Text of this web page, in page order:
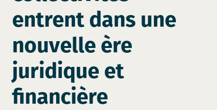
entrent dans une
nouvelle ère
juridique et
financière